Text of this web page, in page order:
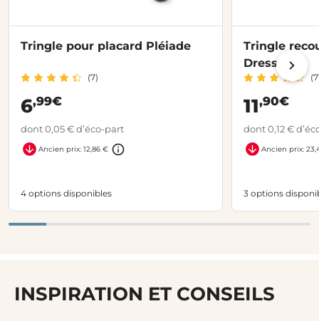
Tringle pour placard Pléiade
(7)
6,99€
dont 0,05 € d’éco-part
Ancien prix: 12,86 €
4 options disponibles
Tringle
Dressing
11,90€
dont 0,12 €
Ancien prix:
3 options
INSPIRATION ET CONSEILS